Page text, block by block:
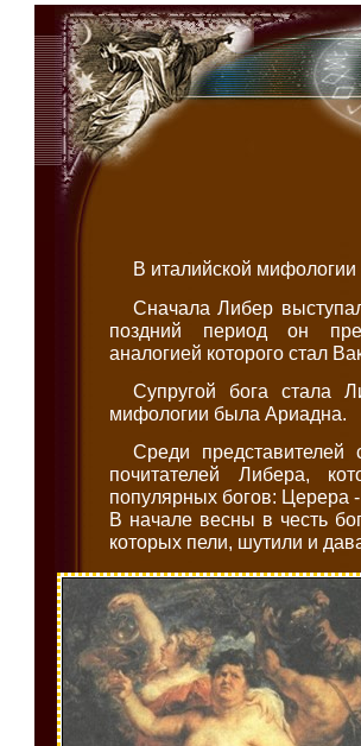
В италийской мифологии
Сначала Либер
поздний период он
аналогией которого стал
Супругой бога стала
мифологии была Ариадна.
Среди представителей
почитателей Либера,
популярных богов: Церера
В начале весны в честь
которых пели, шутили и